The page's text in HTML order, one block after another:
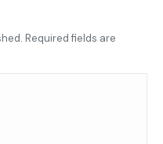
Required fields are